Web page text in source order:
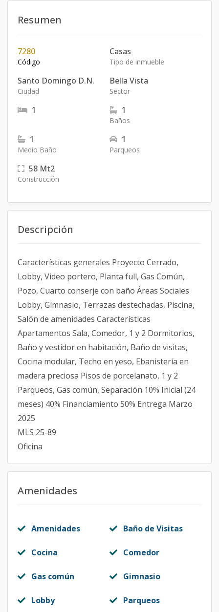
Resumen
7280
Código
Casas
Tipo de inmueble
Santo Domingo D.N.
Ciudad
Bella Vista
Sector
1 1
Baños
1
Medio Baño
1
Parqueos
58 Mt2
Construcción
Descripción
Características generales Proyecto Cerrado,
Lobby, Video portero, Planta full, Gas Común,
Pozo, Cuarto conserje con baño Áreas Sociales
Lobby, Gimnasio, Terrazas destechadas, Piscina,
Salón de amenidades Características
Apartamentos Sala, Comedor, 1 y 2 Dormitorios,
Baño y vestidor en habitación, Baño de visitas,
Cocina modular, Techo en yeso, Ebanistería en
madera preciosa Pisos de porcelanato, 1 y 2
Parqueos, Gas común, Separación 10% Inicial (24
meses) 40% Financiamiento 50% Entrega Marzo
2025
MLS 25-89
Oficina
Amenidades
Amenidades Baño de Visitas
Cocina Comedor
Gas común Gimnasio
Lobby Parqueos